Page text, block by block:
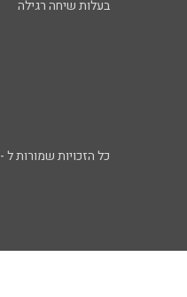
בעלות שיחה רגילה
כל הזכויות שמורות ל - 103FM